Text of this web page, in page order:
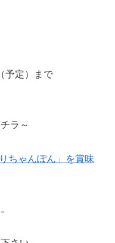
予定）まで
ラ～
ちゃんぽん」を賞味